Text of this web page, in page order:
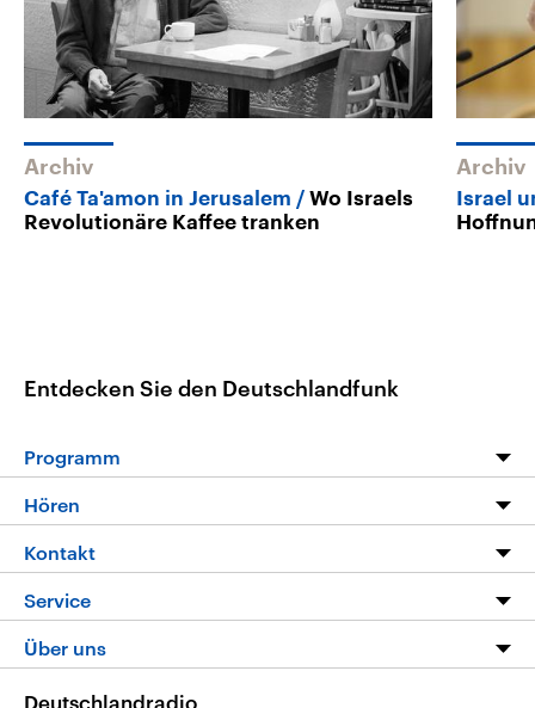
Archiv
Café Ta'amon in Jerusalem
Wo Israels
Revolutionäre Kaffee tranken
Archiv
Israel
Entdecken Sie den Deutschlandfunk
Programm
Programm
Die Nachrichten
Nachrichtenleicht
Neue Beiträge auf dlf.de
Hören
Livestream
Podcasts
Deutschlandfunk App
Nachrichten App
Kontakt
Hörerservice
Service
FAQ
Über uns
Deutschlandradio